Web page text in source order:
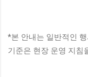
*본 안내는 일반적인
기준은 현장 운영 지침